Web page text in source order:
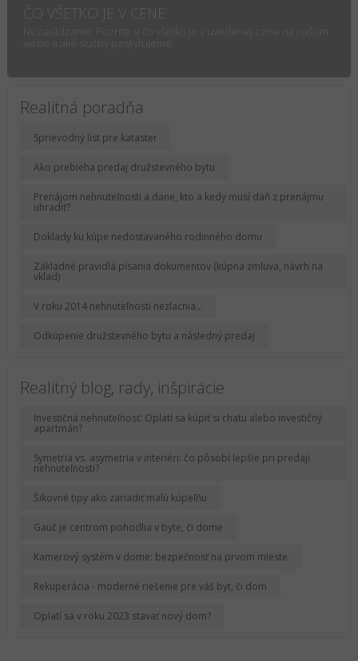
ČO VŠETKO JE V CENE
Realitná poradňa
Sprievodný list pre kataster
Ako prebieha predaj družstevného bytu
Prenájom nehnuteľnosti a dane, kto a kedy musí daň z prenájmu
uhradiť?
Doklady ku kúpe nedostavaného rodinného domu
Základné pravidlá písania dokumentov (kúpna zmluva, návrh na
vklad)
V roku 2014 nehnuteľnosti nezlacnia...
Odkúpenie družstevného bytu a následný predaj
Realitný blog, rady, inšpirácie
Investičná nehnuteľnosť: Oplatí sa kúpiť si chatu alebo investičný
apartmán?
Symetria vs. asymetria v interiéri: čo pôsobí lepšie pri predaji
nehnuteľnosti?
Šikovné tipy ako zariadiť malú kúpeľňu
Gauč je centrom pohodlia v byte, či dome
Kamerový systém v dome: bezpečnosť na prvom mieste
Rekuperácia - moderné riešenie pre váš byt, či dom
Oplatí sa v roku 2023 stavať nový dom?